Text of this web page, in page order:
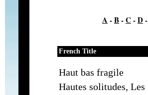
A-B-C -D-
French Title
Haut bas fragile
Hautes solitudes, Les